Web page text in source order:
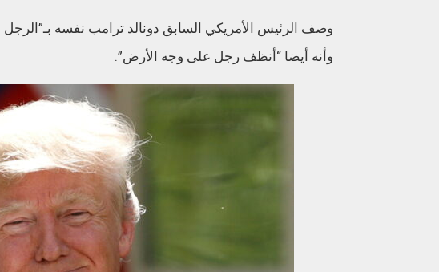
وصف الرئيس الأمريكي السابق دونالد ترامب نفسه
وأنه أيضا “أنظف رجل على وجه الأرض”.